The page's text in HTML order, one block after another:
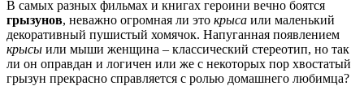
В самых разных фильмах и книгах героини вечно боятся
грызунов, неважно огромная ли это крыса или маленький
декоративный пушистый хомячок. Напуганная появлением
крысы или мыши женщина – классический стереотип, но так
ли он оправдан и логичен или же с некоторых пор хвостатый
грызун прекрасно справляется с ролью домашнего любимца?